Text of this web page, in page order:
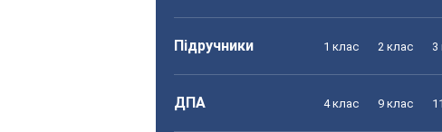
Підручники 1 клас 2 клас 3
ДПА 4 клас 9 клас